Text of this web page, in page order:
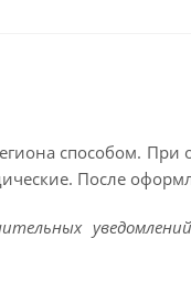
способом.
После